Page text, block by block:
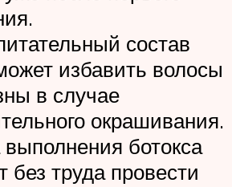
состав
избавить волосы
в случае
окрашивания.
выполнения ботокса
без труда провести